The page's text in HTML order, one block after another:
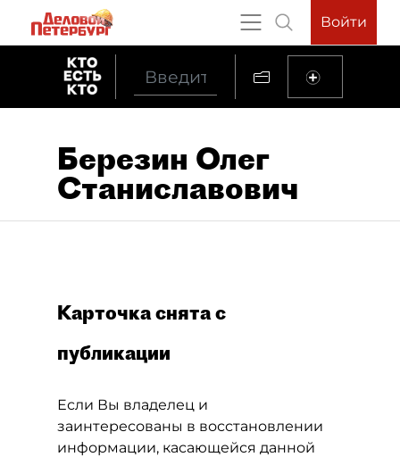
Войти
Березин Олег
Станиславович
Карточка снята с
публикации
Если Вы владелец и
заинтересованы в восстановлении
информации, касающейся данной